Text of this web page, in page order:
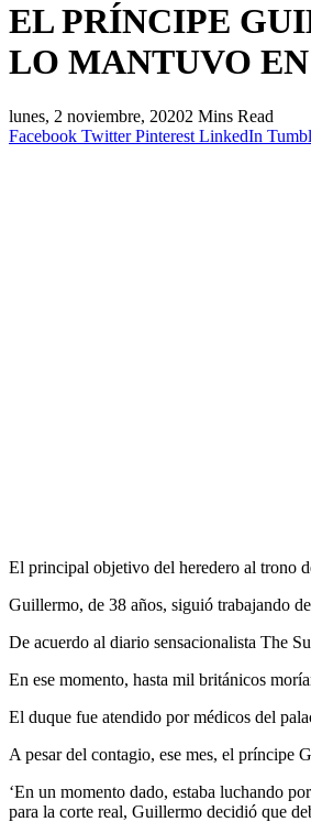
EL PRÍNCIPE
LO MANTUVO
lunes, 2 noviembre, 20202 Mins Read
Facebook Twitter Pinterest LinkedIn
El principal objetivo del heredero al trono
Guillermo, de 38 años, siguió trabajando
De acuerdo al diario sensacionalista The
En ese momento, hasta mil británicos
El duque fue atendido por médicos del
A pesar del contagio, ese mes, el príncipe
‘En un momento dado, estaba luchando
para la corte real, Guillermo decidió que